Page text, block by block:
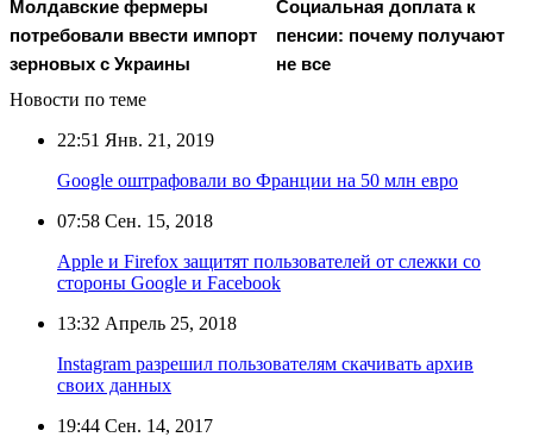
Молдавские фермеры
потребовали ввести импорт
зерновых с Украины
Социальная доплата к
пенсии: почему получают
не все
Новости по теме
22:51 Янв. 21, 2019
Google оштрафовали во Франции на 50 млн евро
07:58 Сен. 15, 2018
Apple и Firefox защитят пользователей от слежки со
стороны Google и Facebook
13:32 Апрель 25, 2018
Instagram разрешил пользователям скачивать архив
своих данных
19:44 Сен. 14, 2017